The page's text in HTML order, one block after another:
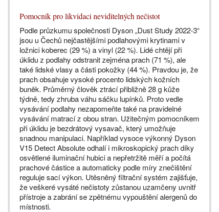
Pomocník pro likvidaci neviditelných nečistot
Podle průzkumu společnosti Dyson „Dust Study 2022-3“
jsou u Čechů nejčastějšími podlahovými krytinami v
ložnici koberec (29 %) a vinyl (22 %). Lidé chtějí při
úklidu z podlahy odstranit zejména prach (71 %), ale
také lidské vlasy a části pokožky (44 %). Pravdou je, že
prach obsahuje vysoké procento lidských kožních
buněk. Průměrný člověk ztrácí přibližně 28 g kůže
týdně, tedy zhruba váhu sáčku lupínků. Proto vedle
vysávání podlahy nezapomeňte také na pravidelné
vysávání matrací z obou stran. Užitečným pomocníkem
při úklidu je bezdrátový vysavač, který umožňuje
snadnou manipulaci. Například vysoce výkonný Dyson
V15 Detect Absolute odhalí i mikroskopický prach díky
osvětlené iluminační hubici a nepřetržitě měří a počítá
prachové částice a automaticky podle míry znečištění
reguluje sací výkon. Utěsněný filtrační systém zajišťuje,
že veškeré vysáté nečistoty zůstanou uzamčeny uvnitř
přístroje a zabrání se zpětnému vypouštění alergenů do
místnosti.